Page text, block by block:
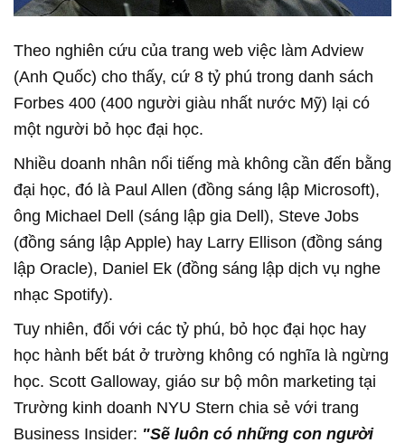
Theo nghiên cứu của trang web việc làm Adview
(Anh Quốc) cho thấy, cứ 8 tỷ phú trong danh sách
Forbes 400 (400 người giàu nhất nước Mỹ) lại có
một người bỏ học đại học.
Nhiều doanh nhân nổi tiếng mà không cần đến bằng
đại học, đó là Paul Allen (đồng sáng lập Microsoft),
ông Michael Dell (sáng lập gia Dell), Steve Jobs
(đồng sáng lập Apple) hay Larry Ellison (đồng sáng
lập Oracle), Daniel Ek (đồng sáng lập dịch vụ nghe
nhạc Spotify).
Tuy nhiên, đối với các tỷ phú, bỏ học đại học hay
học hành bết bát ở trường không có nghĩa là ngừng
học. Scott Galloway, giáo sư bộ môn marketing tại
Trường kinh doanh NYU Stern chia sẻ với trang
Business Insider: "Sẽ luôn có những con người